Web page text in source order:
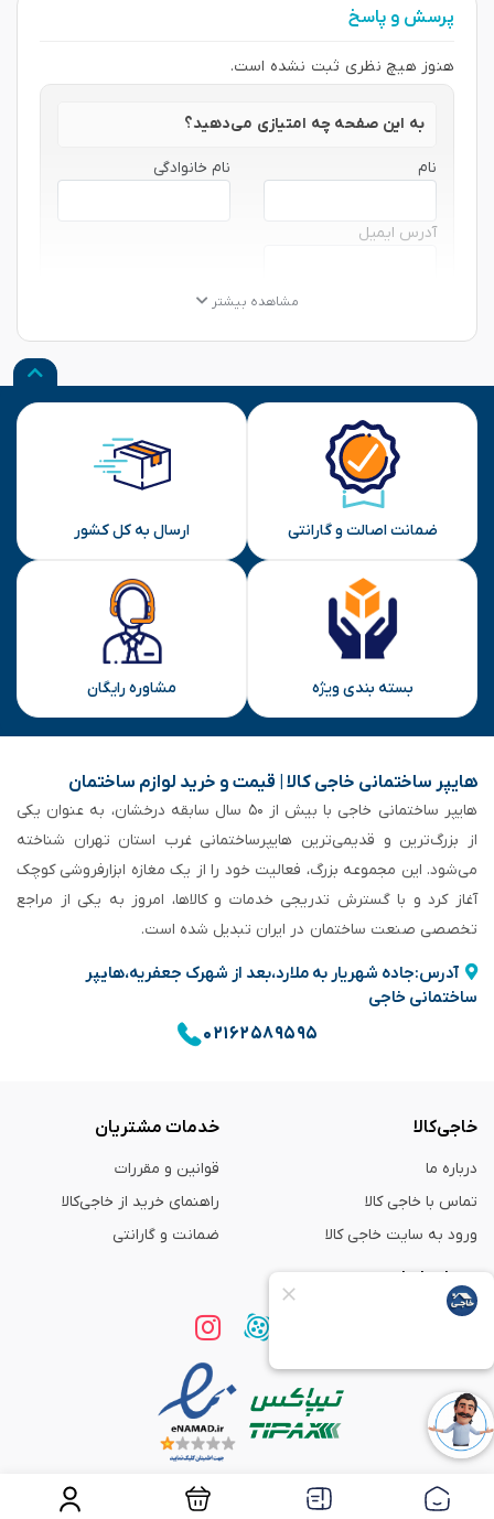
پرسش و پاسخ
هنوز هیچ نظری ثبت نشده است.
به این صفحه چه امتیازی می‌دهید؟
نام نام خانوادگی
آدرس ایمیل
★
ارسال
مشاهده بیشتر
ضمانت اصالت و گارانتی ارسال به کل کشور
بسته بندی ویژه مشاوره رایگان
هایپر ساختمانی خاجی‌ کالا | قیمت و خرید لوازم ساختمان
هایپر ساختمانی خاجی‌ با بیش از ۵۰ سال سابقه‌ درخشان، به عنوان یکی
از بزرگ‌ترین و قدیمی‌ترین هایپرساختمانی‌ غرب استان تهران شناخته
می‌شود. این مجموعه بزرگ، فعالیت خود را از یک مغازه ابزارفروشی کوچک
آغاز کرد و با گسترش تدریجی خدمات و کالاها، امروز به یکی از مراجع
تخصصی صنعت ساختمان در ایران تبدیل شده است.
آدرس:جاده شهریار به ملارد،بعد از شهرک جعفریه،هایپر
ساختمانی خاجی
۰۲۱۶۲۵۸۹۵۹۵
خاجی‌کالا
درباره ما
تماس با خاجی کالا
ورود به سایت خاجی‌ کالا
خدمات مشتریان
قوانین و مقررات
راهنمای خرید از خاجی‌کالا
ضمانت و گارانتی
همراه با ما
استفاده از مطالب فروشگاه اینترنتی خاجی‌ کالا
فقط برای مقاصد غیر تجاری و با ذکر